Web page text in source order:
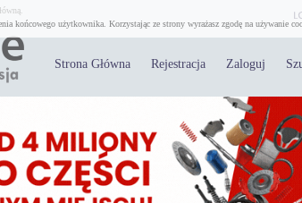
końcowego użytkownika. Korzystając ze strony wyrażasz zgodę na używanie
Strona Główna Rejestracja Zaloguj